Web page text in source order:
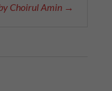
Choirul Amin →